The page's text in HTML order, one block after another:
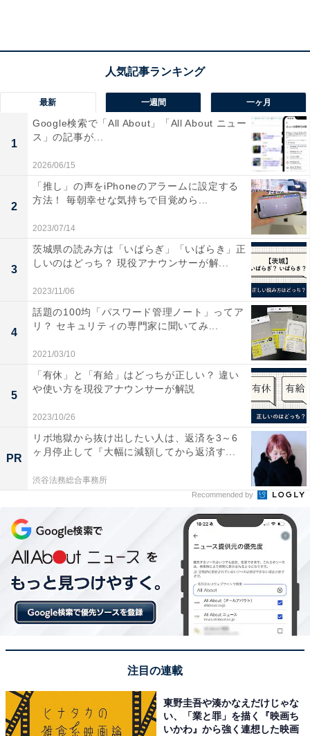
ン株式会社」。日本の事業では一般消費者向け製品を展
回答者からは、「人材育成やキャリア開発の機会は非常
に多い。社内公募システムやさまざまなオポチュニティ
ーがあり、若手の抜擢、登用もある。モチベーションと
実力ある社員であればさまざまな機会を得られやすい。
ダイバーシティを強固に推進しており女性にとっては特
により良い会社だと思う（中途入社：営業、女性）」な
どのコメントが見られました。
第1位：「大阪ガス」（新卒／中途 評価点差：
0.0042）
1位は、大阪が本部所在地の「大阪ガス株式会社」でし
た。2020年度の国内ガス業界「売上高＆シェアランキン
グ」では、「東京ガス株式会社」に次いで2位に位置す
る、国内大手都市ガス会社です。
回答者からは、「中途採用＝自社でないスキルは外から
ルールを守っておれば、これまでと違うスタイル、仕事
の進め方に対し、細かく言われることはない。人事評価
最新 一週間 一ヶ月
1
Google検索で「All About」「All About ニュー
ス」の記事が...
2026/06/15
2
「推し」の声をiPhoneのアラームに設定する
方法！ 毎朝幸せな気持ちで目覚めら...
2023/07/14
3
茨城県の読み方は「いばらぎ」「いばらき」正
しいのはどっち？ 現役アナウンサーが解...
2023/11/06
4
話題の100均「パスワード管理ノート」ってア
リ？ セキュリティの専門家に聞いてみ...
2021/03/10
5
「有休」と「有給」はどっちが正しい？ 違い
や使い方を現役アナウンサーが解説
2023/10/26
PR
リボ地獄から抜け出したい人は、返済を3～6
ヶ月停止して『大幅に減額してから返済す...
渋谷法務総合事務所
Recommended by
注目の連載
東野圭吾や湊かなえだけじゃな
い、「業と罪」を描く『映画ち
いかわ』から強く連想した映画